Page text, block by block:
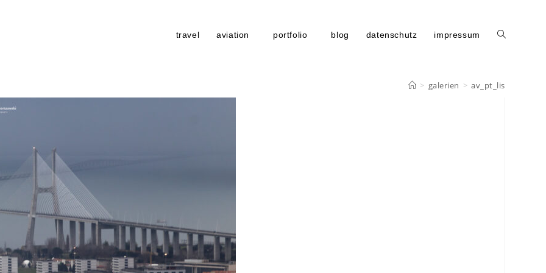
travel aviation portfolio blog datenschutz impressum
> galerien > av_pt_lis